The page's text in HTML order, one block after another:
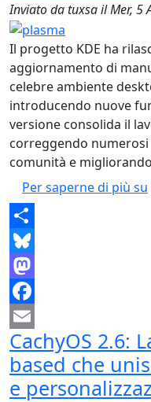
Inviato datuxsailMer, 5
Il progetto KDE ha
aggiornamento di
celebre ambiente
introducendo nuove
versione consolida il
correggendo
comunità e
Per saperne di più su
Share
Bluesky
Mastodon
Facebook
Email
CachyOS 2.6:
based che
e